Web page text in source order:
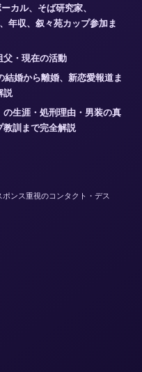
カル、そば研究家、
年収、叙々苑カップ参加ま
父・現在の活動
結婚から離婚、新恋愛報道ま
説
生涯・処刑理由・男装の真
教訓まで完全解説
ンス重視のコンタクト・デス